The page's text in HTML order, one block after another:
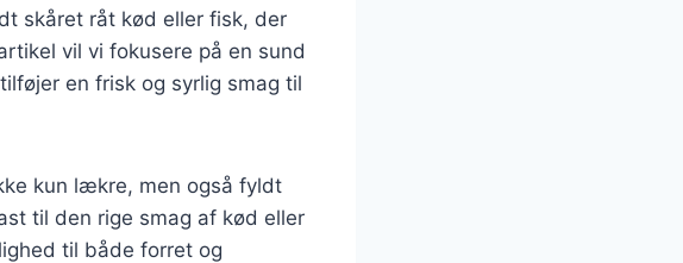
skåret råt kød eller fisk, der
vil vi fokusere på en sund
en frisk og syrlig smag til
kun lækre, men også fyldt
til den rige smag af kød eller
til både forret og